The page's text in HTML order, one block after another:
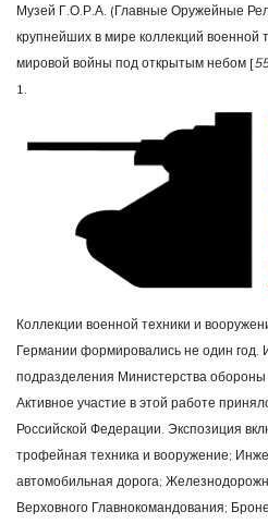
Музей Г.О.Р.А. (Главные Оружейные
крупнейших в мире коллекций военной
мировой войны под открытым небом [
1.
Коллекции военной техники и
Германии формировались не один год.
подразделения Министерства
Активное участие в этой работе
Российской Федерации. Экспозиция
трофейная техника и вооружение;
автомобильная дорога;
Верховного Главнокомандования;